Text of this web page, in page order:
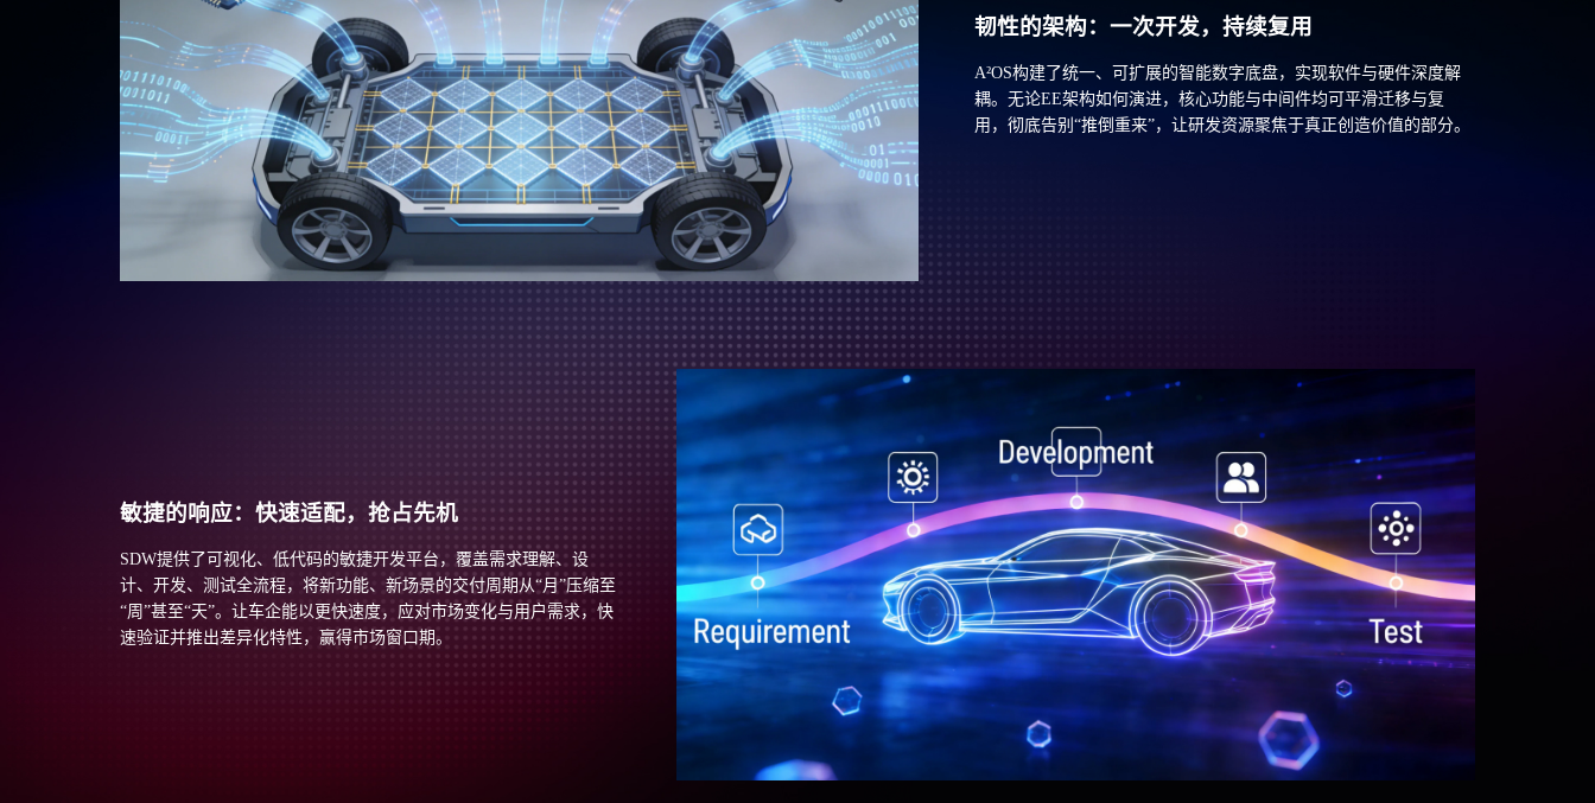
韧性的架构：一次开发，持续复用
A²OS构建了统一、可扩展的智能数字底盘，实现软件与硬件深度解
耦。无论EE架构如何演进，核心功能与中间件均可平滑迁移与复
用，彻底告别“推倒重来”，让研发资源聚焦于真正创造价值的部分。
敏捷的响应：快速适配，抢占先机
SDW提供了可视化、低代码的敏捷开发平台，覆盖需求理解、设
计、开发、测试全流程，将新功能、新场景的交付周期从“月”压缩至
“周”甚至“天”。让车企能以更快速度，应对市场变化与用户需求，快
速验证并推出差异化特性，赢得市场窗口期。